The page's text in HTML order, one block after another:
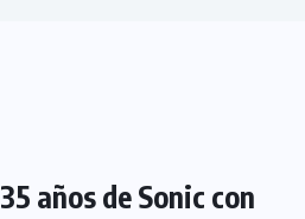
años de Sonic con